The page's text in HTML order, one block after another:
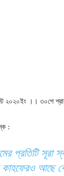
২০২০ইং ।। ৩০শে
:
প্রতিটি সূরা
কাহফেরও আছে